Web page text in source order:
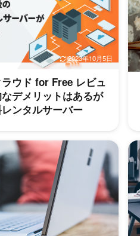
2023年10月5日
ラウド for Free レビュ
デメリットはあるが
ンタルサーバー